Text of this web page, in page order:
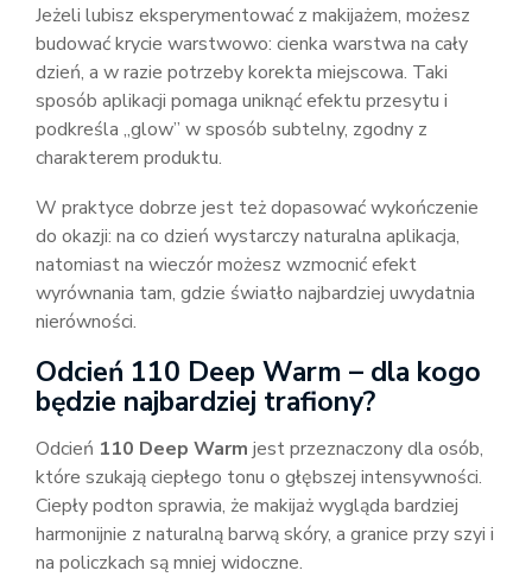
Jeżeli lubisz eksperymentować z makijażem, możesz
budować krycie warstwowo: cienka warstwa na cały
dzień, a w razie potrzeby korekta miejscowa. Taki
sposób aplikacji pomaga uniknąć efektu przesytu i
podkreśla „glow” w sposób subtelny, zgodny z
charakterem produktu.
W praktyce dobrze jest też dopasować wykończenie
do okazji: na co dzień wystarczy naturalna aplikacja,
natomiast na wieczór możesz wzmocnić efekt
wyrównania tam, gdzie światło najbardziej uwydatnia
nierówności.
Odcień 110 Deep Warm – dla kogo
będzie najbardziej trafiony?
Odcień 110 Deep Warm jest przeznaczony dla osób,
które szukają ciepłego tonu o głębszej intensywności.
Ciepły podton sprawia, że makijaż wygląda bardziej
harmonijnie z naturalną barwą skóry, a granice przy szyi i
na policzkach są mniej widoczne.